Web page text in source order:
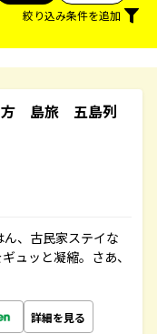
絞り込み条件を追加
方 島旅 五島列
、古民家ステイな
ュッと凝縮。さあ、
詳細を見る